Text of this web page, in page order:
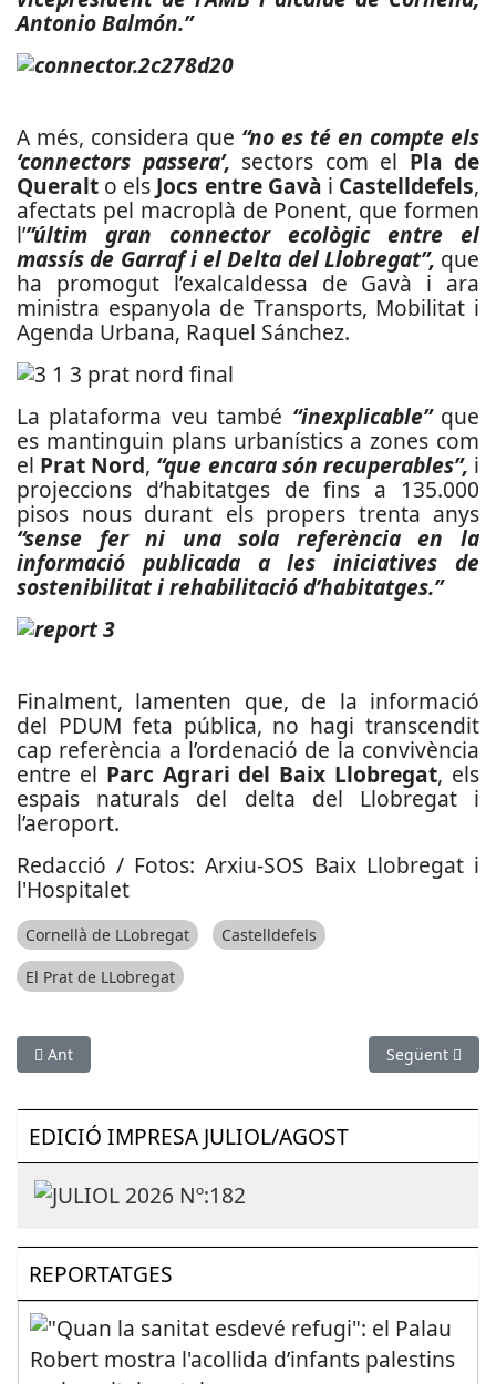
Antonio Balmón.”
A més, considera que “no es té en compte els
‘connectors passera’, sectors com el Pla de
Queralt o els Jocs entre Gavà i Castelldefels,
afectats pel macroplà de Ponent, que formen
l’”últim gran connector ecològic entre el
massís de Garraf i el Delta del Llobregat”, que
ha promogut l’exalcaldessa de Gavà i ara
ministra espanyola de Transports, Mobilitat i
Agenda Urbana, Raquel Sánchez.
La plataforma veu també “inexplicable” que
es mantinguin plans urbanístics a zones com
el Prat Nord, “que encara són recuperables”, i
projeccions d’habitatges de fins a 135.000
pisos nous durant els propers trenta anys
“sense fer ni una sola referència en la
informació publicada a les iniciatives de
sostenibilitat i rehabilitació d’habitatges.”
Finalment, lamenten que, de la informació
del PDUM feta pública, no hagi transcendit
cap referència a l’ordenació de la convivència
entre el Parc Agrari del Baix Llobregat, els
espais naturals del delta del Llobregat i
l’aeroport.
Redacció / Fotos: Arxiu-SOS Baix Llobregat i
l'Hospitalet
Cornellà de LLobregat
Castelldefels
El Prat de LLobregat
Article anterior: SOS Baix Llobregat i l'Hospitalet es mobilitza
Ant Article
Següent
EDICIÓ IMPRESA JULIOL/AGOST
REPORTATGES